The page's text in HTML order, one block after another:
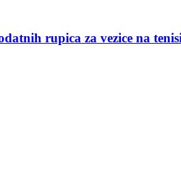
rupica za vezice na